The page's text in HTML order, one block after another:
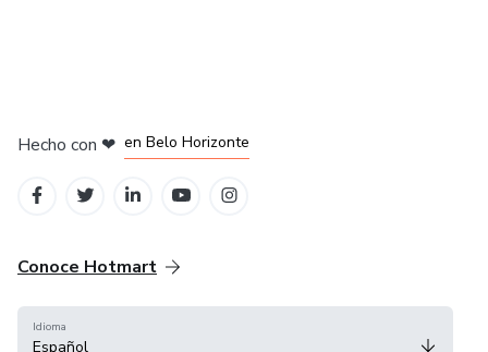
Hecho con ❤ en Belo Horizonte
Conoce Hotmart
Idioma
Español